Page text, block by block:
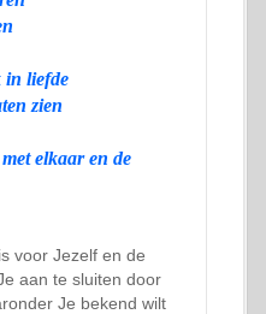
in liefde
zien
elkaar en de
voor Jezelf en de
aan te sluiten door
Je bekend wilt